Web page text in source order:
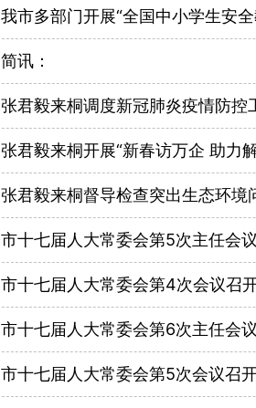
我市多部门开展“全国中小学生安
简讯：
张君毅来桐调度新冠肺炎疫情防控
张君毅来桐开展“新春访万企 助力
张君毅来桐督导检查突出生态环境
市十七届人大常委会第5次主任会
市十七届人大常委会第4次会议召
市十七届人大常委会第6次主任会
市十七届人大常委会第5次会议召